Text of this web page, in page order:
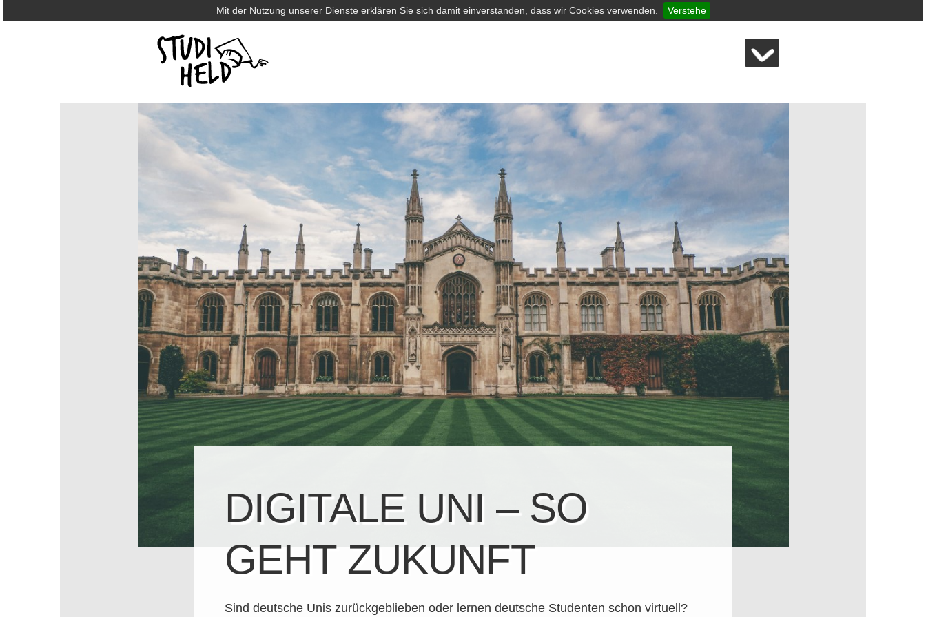
Mit der Nutzung unserer Dienste erklären Sie sich damit einverstanden, dass wir Cookies verwenden. Verstehe
DIGITALE UNI – SO
GEHT ZUKUNFT
Sind deutsche Unis zurückgeblieben oder lernen deutsche Studenten schon virtuell?